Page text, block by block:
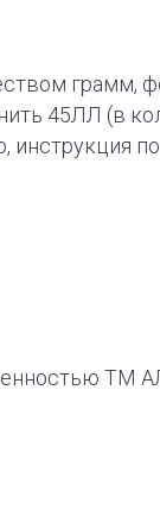
грамм,
45ЛЛ (в
инструкция